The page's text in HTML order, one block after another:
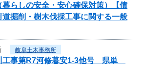
暮らしの安全・安心確保対策）【債
掘削・樹木伐採工事に関する一般
岐阜土木事務所
工事第R7河修暮安1-3他号 県単